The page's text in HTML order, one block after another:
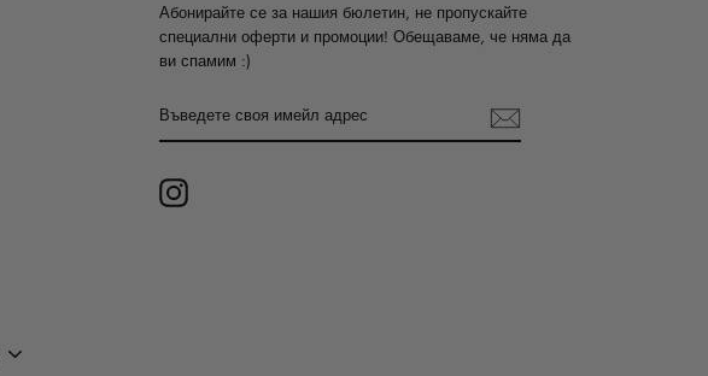
Абонирайте се за нашия бюлетин, не пропускайте
специални оферти и промоции! Обещаваме, че няма да
ви спамим :)
СВОЯ
ИМЕЙЛ
Instagram